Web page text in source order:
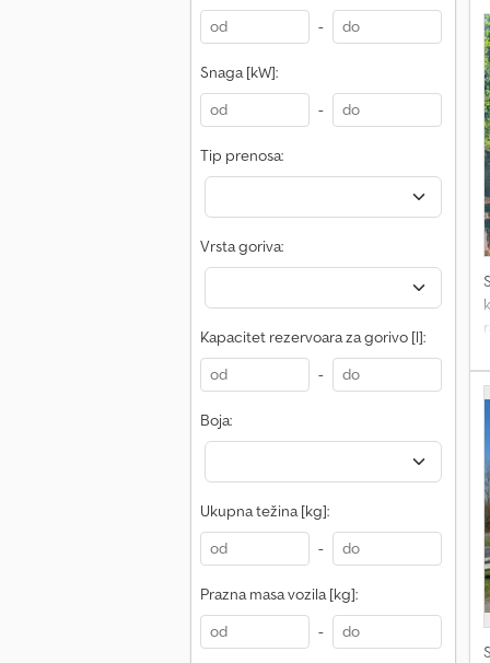
-
Snaga [kW]:
-
Tip prenosa:
Vrsta goriva:
Kapacitet rezervoara za gorivo [l]:
-
Boja:
Ukupna težina [kg]:
-
Prazna masa vozila [kg]:
-